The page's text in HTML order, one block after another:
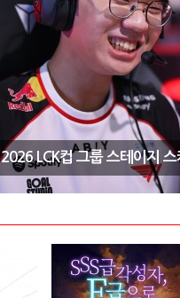
2026 LCK컵 그룹 스테이지 스